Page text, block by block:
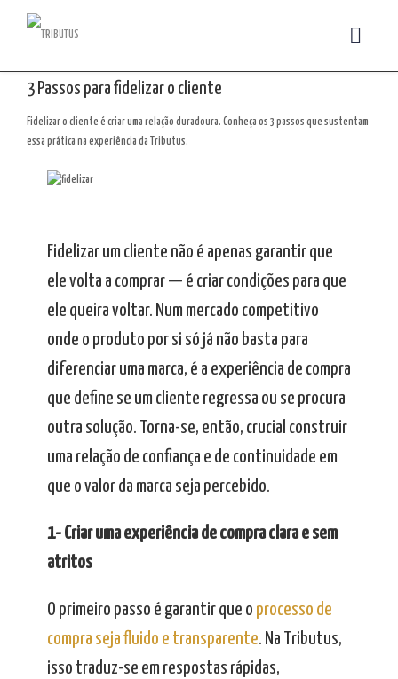
3 Passos para fidelizar o cliente
Fidelizar o cliente é criar uma relação duradoura. Conheça os 3 passos que sustentam
essa prática na experiência da Tributus.
Fidelizar um cliente não é apenas garantir que
ele volta a comprar — é criar condições para que
ele queira voltar. Num mercado competitivo
onde o produto por si só já não basta para
diferenciar uma marca, é a experiência de compra
que define se um cliente regressa ou se procura
outra solução. Torna-se, então, crucial construir
uma relação de confiança e de continuidade em
que o valor da marca seja percebido.
1- Criar uma experiência de compra clara e sem
atritos
O primeiro passo é garantir que o processo de
compra seja fluido e transparente. Na Tributus,
isso traduz-se em respostas rápidas,